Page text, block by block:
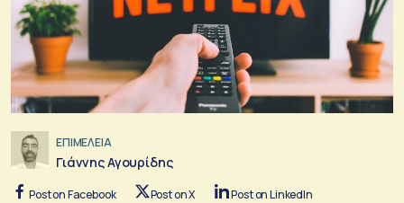
ΕΠΙΜΕΛΕΙΑ
Γιάννης Αγουρίδης
Post on Facebook Post on X Post on LinkedIn